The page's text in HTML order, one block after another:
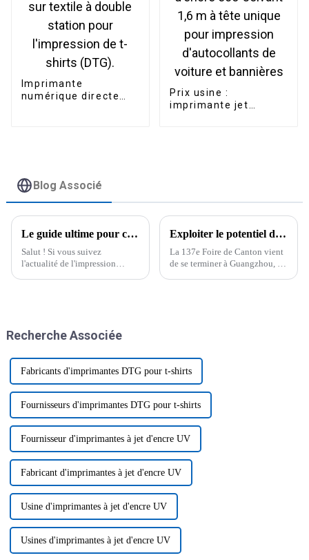
Imprimante
numérique directe
Prix ​​usine :
imprimante jet
Blog Associé
Le guide ultime pour choisir la meilleure imprimante traceur vinyle adaptée à vos besoins
Salut ! Si vous suivez
l'actualité de l'impression
Exploiter le potentiel de la Foire de Canton : comment les imprimantes à jet d’encre pigmentaire transforment les opportunités d’exportation
La 137e Foire de Canton vient
de se terminer à Guangzhou, et
Recherche Associée
Fabricants d'imprimantes DTG pour t-shirts
Fournisseurs d'imprimantes DTG pour t-shirts
Fournisseur d'imprimantes à jet d'encre UV
Fabricant d'imprimantes à jet d'encre UV
Usine d'imprimantes à jet d'encre UV
Usines d'imprimantes à jet d'encre UV